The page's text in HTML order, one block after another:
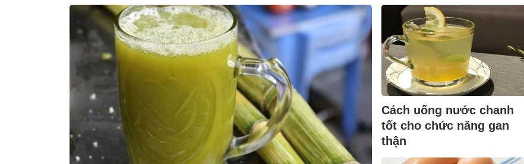
Cách uống nước chanh
tốt cho chức năng gan
thận